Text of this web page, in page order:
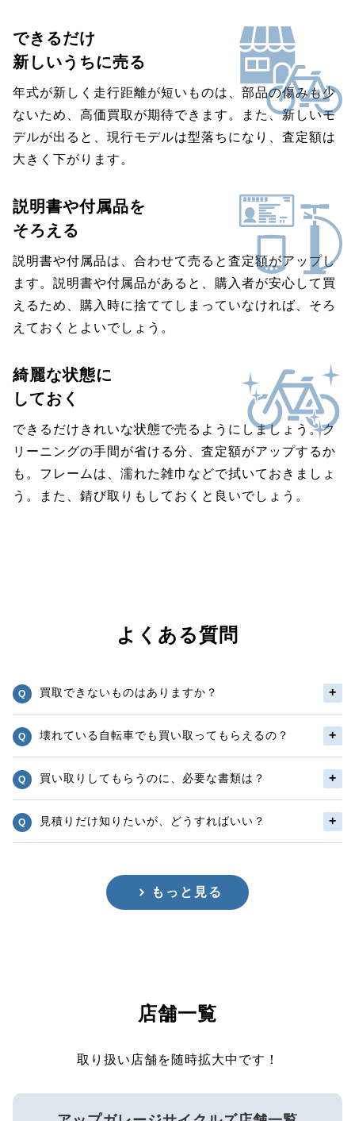
できるだけ
新しいうちに売る
年式が新しく走行距離が短いものは、部品の傷みも少
ないため、高価買取が期待できます。また、新しいモ
デルが出ると、現行モデルは型落ちになり、査定額は
大きく下がります。
説明書や付属品を
そろえる
説明書や付属品は、合わせて売ると査定額がアップし
ます。説明書や付属品があると、購入者が安心して買
えるため、購入時に捨ててしまっていなければ、そろ
えておくとよいでしょう。
綺麗な状態に
しておく
できるだけきれいな状態で売るようにしましょう。ク
リーニングの手間が省ける分、査定額がアップするか
も。フレームは、濡れた雑巾などで拭いておきましょ
う。また、錆び取りもしておくと良いでしょう。
よくある質問
買取できないものはありますか？
壊れている自転車でも買い取ってもらえるの？
買い取りしてもらうのに、必要な書類は？
見積りだけ知りたいが、どうすればいい？
もっと見る
店舗一覧
取り扱い店舗を随時拡大中です！